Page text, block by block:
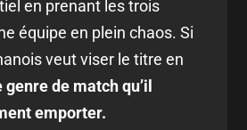
en prenant les trois
équipe en plein chaos. Si
veut viser le titre en
genre de match qu’il
emporter.